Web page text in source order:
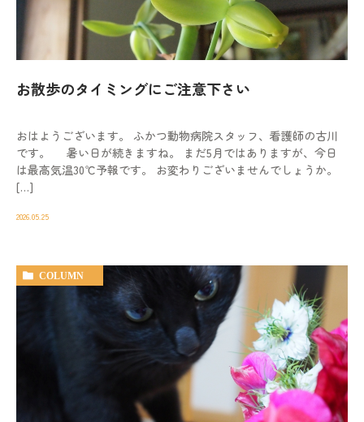
動物病院を
お探しの際は
お気軽にお問い合わせ
ください。
9:00-12:00/15:00-19:00｜木曜休診
092-321-2565
お散歩のタイミングにご注意下さい
おはようございます。 ふかつ動物病院スタッフ、看護師の古川
です。 暑い日が続きますね。 まだ5月ではありますが、今日
は最高気温30℃予報です。 お変わりございませんでしょうか。
[…]
2026.05.25
COLUMN